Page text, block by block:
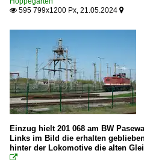
 595 799x1200 Px, 21.05.2024 
Einzug hielt 201 068 am BW
Links im Bild die erhalten
hinter der Lokomotive die alten
